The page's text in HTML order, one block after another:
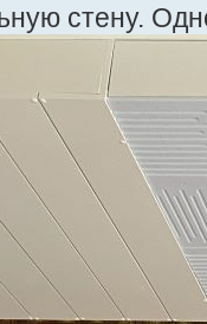
стену.